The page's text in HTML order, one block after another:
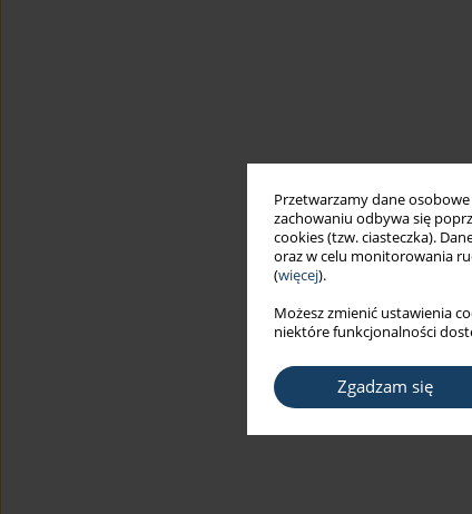
Przetwarzamy dane
zachowaniu odbywa się
cookies (tzw. ciasteczka).
oraz w celu monitorowania
(więcej).
Możesz zmienić ustawienia
niektóre funkcjonalności
Zgadzam się